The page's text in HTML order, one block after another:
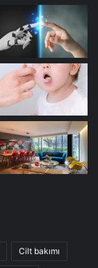
Cilt bakımı